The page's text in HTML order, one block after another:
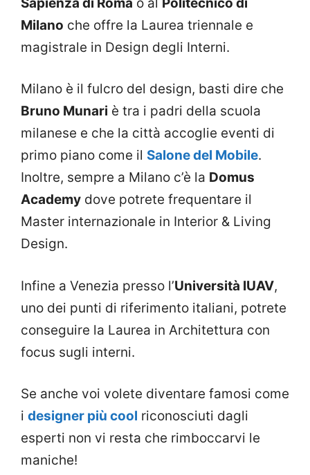
Milano che offre la Laurea triennale e
magistrale in Design degli Interni.
Milano è il fulcro del design, basti dire che
Bruno Munari è tra i padri della scuola
milanese e che la città accoglie eventi di
primo piano come il Salone del Mobile.
Inoltre, sempre a Milano c’è la Domus
Academy dove potrete frequentare il
Master internazionale in Interior & Living
Design.
Infine a Venezia presso l’Università IUAV,
uno dei punti di riferimento italiani, potrete
conseguire la Laurea in Architettura con
focus sugli interni.
Se anche voi volete diventare famosi come
i designer più cool riconosciuti dagli
esperti non vi resta che rimboccarvi le
maniche!